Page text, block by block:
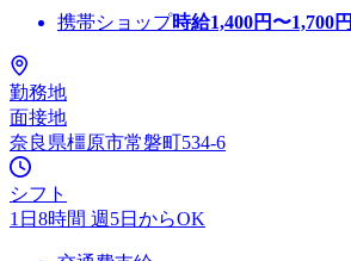
携帯ショップ時給1,400円〜1,700円
勤務地
面接地
奈良県橿原市常磐町534-6
シフト
1日8時間 週5日からOK